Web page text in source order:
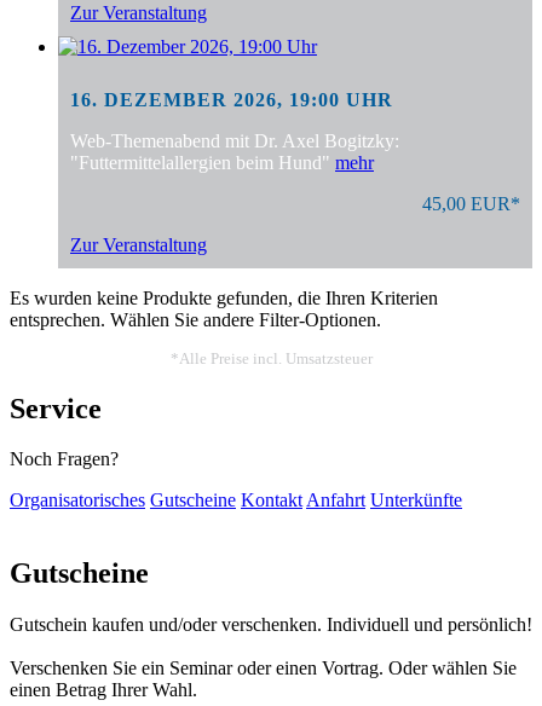
Zur Veranstaltung
16. DEZEMBER 2026, 19:00 UHR
Web-Themenabend mit Dr. Axel Bogitzky:
"Futtermittelallergien beim Hund" mehr
45,00 EUR*
Zur Veranstaltung
Es wurden keine Produkte gefunden, die Ihren Kriterien
entsprechen. Wählen Sie andere Filter-Optionen.
*Alle Preise incl. Umsatzsteuer
Service
Noch Fragen?
Organisatorisches Gutscheine KontaktAnfahrt Unterkünfte
Gutscheine
Gutschein kaufen und/oder verschenken. Individuell und persönlich!
Verschenken Sie ein Seminar oder einen Vortrag. Oder wählen Sie
einen Betrag Ihrer Wahl.